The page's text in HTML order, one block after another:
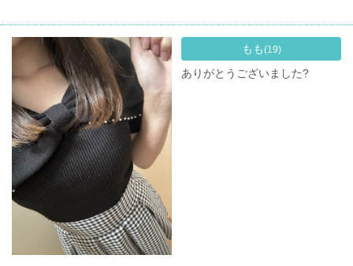
もも(19)
ありがとうございました?